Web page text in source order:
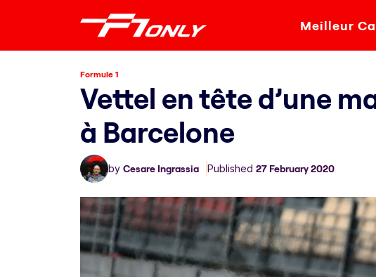
Meilleur
Formule 1
Vettel en tête d’une
à Barcelone
by Cesare Ingrassia Published 27 February 2020